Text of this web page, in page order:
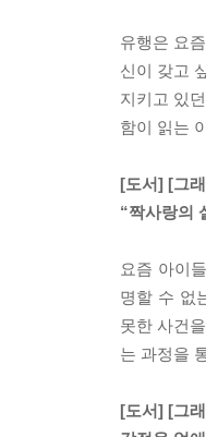
유행은 요
신이 갖고
지키고 있
함이 읽는
[도서] [그
“짝사랑의
요즘 아이
명할 수 없
못한 사건
는 과정을
[도서] [그